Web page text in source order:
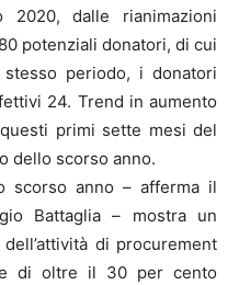
dalle rianimazioni
potenziali donatori, di cui
periodo, i donatori
24. Trend in aumento
primi sette mesi del
dello scorso anno.
scorso anno – afferma il
Battaglia – mostra un
di procurement
di oltre il 30 per cento